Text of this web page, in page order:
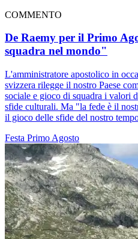
COMMENTO
De Raemy per il Primo
squadra nel mondo"
L'amministratore apostolico in
svizzera rilegge il nostro Paese
sociale e gioco di squadra i valori
sfide culturali. Ma "la fede è il
il gioco delle sfide del nostro
Festa Primo Agosto